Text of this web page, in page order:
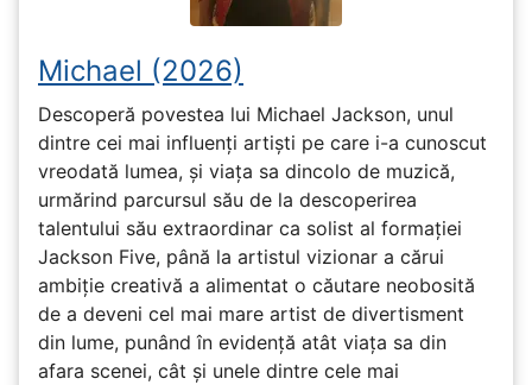
Michael (2026)
Descoperă povestea lui Michael Jackson, unul
dintre cei mai influenți artiști pe care i-a cunoscut
vreodată lumea, și viața sa dincolo de muzică,
urmărind parcursul său de la descoperirea
talentului său extraordinar ca solist al formației
Jackson Five, până la artistul vizionar a cărui
ambiție creativă a alimentat o căutare neobosită
de a deveni cel mai mare artist de divertisment
din lume, punând în evidență atât viața sa din
afara scenei, cât și unele dintre cele mai